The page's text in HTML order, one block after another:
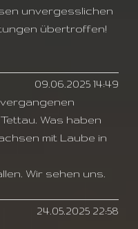
unvergesslichen
übertroffen!
09.06.2025 14:49
Was haben
mit Laube in
Wir sehen uns.
24.05.2025 22:58